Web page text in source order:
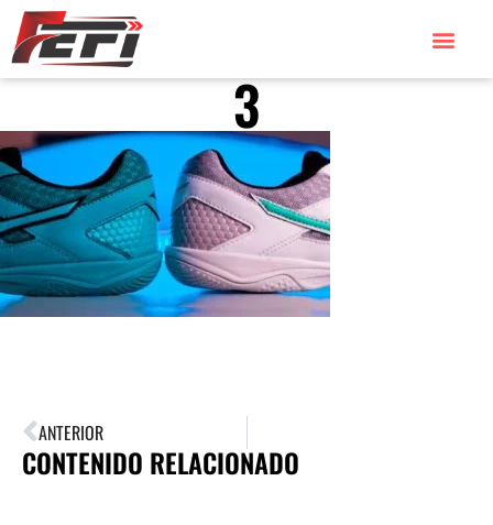
3
ANTERIOR
CONTENIDO RELACIONADO